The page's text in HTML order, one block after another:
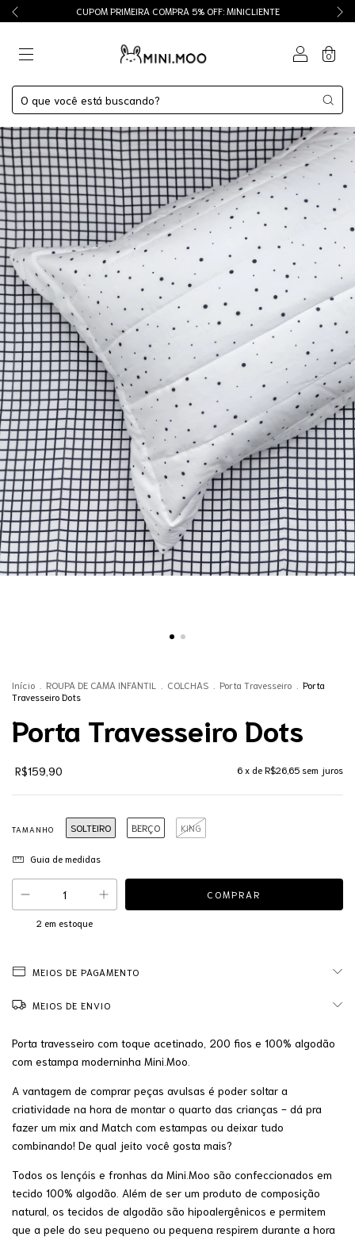
CUPOM PRIMEIRA COMPRA 5% OFF: MINICLIENTE
0
Início ROUPA DE CAMA INFANTIL COLCHAS Porta Travesseiro
Porta
Travesseiro Dots
Porta Travesseiro Dots
R$159,90 6 x de R$26,65 sem juros
TAMANHO SOLTEIRO BERÇO KING
Guia de medidas
2 em estoque
MEIOS DE PAGAMENTO
MEIOS DE ENVIO
Porta travesseiro com toque acetinado, 200 fios e 100% algodão
com estampa moderninha Mini.Moo.
A vantagem de comprar peças avulsas é poder soltar a
criatividade na hora de montar o quarto das crianças - dá pra
fazer um mix and Match com estampas ou deixar tudo
combinando! De qual jeito você gosta mais?
Todos os lençóis e fronhas da Mini.Moo são confeccionados em
tecido 100% algodão. Além de ser um produto de composição
natural, os tecidos de algodão são hipoalergênicos e permitem
que a pele do seu pequeno ou pequena respirem durante a hora